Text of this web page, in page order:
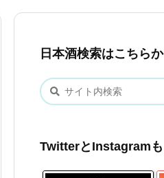
日本酒検索はこちら
TwitterとInstagramも